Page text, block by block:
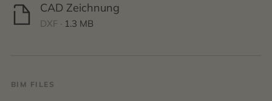
CAD Zeichnung
DXF · 1.3 MB
BIM FILES